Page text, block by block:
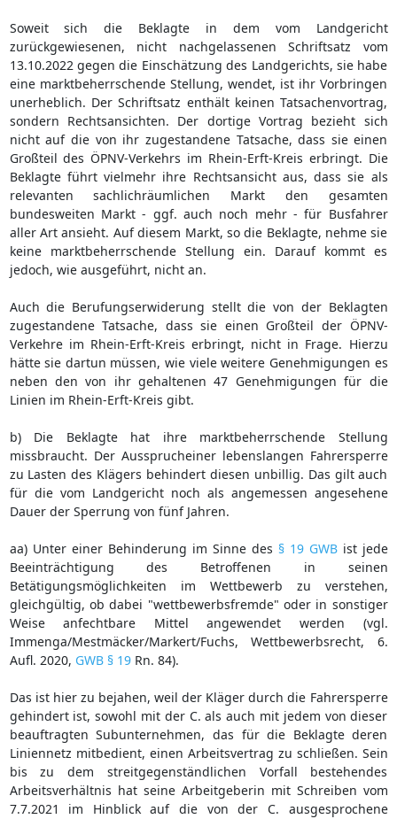
Soweit sich die Beklagte in dem vom Landgericht
zurückgewiesenen, nicht nachgelassenen Schriftsatz vom
13.10.2022 gegen die Einschätzung des Landgerichts, sie habe
eine marktbeherrschende Stellung, wendet, ist ihr Vorbringen
unerheblich. Der Schriftsatz enthält keinen Tatsachenvortrag,
sondern Rechtsansichten. Der dortige Vortrag bezieht sich
nicht auf die von ihr zugestandene Tatsache, dass sie einen
Großteil des ÖPNV-Verkehrs im Rhein-Erft-Kreis erbringt. Die
Beklagte führt vielmehr ihre Rechtsansicht aus, dass sie als
relevanten sachlichräumlichen Markt den gesamten
bundesweiten Markt - ggf. auch noch mehr - für Busfahrer
aller Art ansieht. Auf diesem Markt, so die Beklagte, nehme sie
keine marktbeherrschende Stellung ein. Darauf kommt es
jedoch, wie ausgeführt, nicht an.
Auch die Berufungserwiderung stellt die von der Beklagten
zugestandene Tatsache, dass sie einen Großteil der ÖPNV-
Verkehre im Rhein-Erft-Kreis erbringt, nicht in Frage. Hierzu
hätte sie dartun müssen, wie viele weitere Genehmigungen es
neben den von ihr gehaltenen 47 Genehmigungen für die
Linien im Rhein-Erft-Kreis gibt.
b) Die Beklagte hat ihre marktbeherrschende Stellung
missbraucht. Der Aussprucheiner lebenslangen Fahrersperre
zu Lasten des Klägers behindert diesen unbillig. Das gilt auch
für die vom Landgericht noch als angemessen angesehene
Dauer der Sperrung von fünf Jahren.
aa) Unter einer Behinderung im Sinne des § 19 GWBist jede
Beeinträchtigung des Betroffenen in seinen
Betätigungsmöglichkeiten im Wettbewerb zu verstehen,
gleichgültig, ob dabei "wettbewerbsfremde" oder in sonstiger
Weise anfechtbare Mittel angewendet werden (vgl.
Immenga/Mestmäcker/Markert/Fuchs, Wettbewerbsrecht, 6.
Aufl. 2020, GWB § 19Rn. 84).
Das ist hier zu bejahen, weil der Kläger durch die Fahrersperre
gehindert ist, sowohl mit der C. als auch mit jedem von dieser
beauftragten Subunternehmen, das für die Beklagte deren
Liniennetz mitbedient, einen Arbeitsvertrag zu schließen. Sein
bis zu dem streitgegenständlichen Vorfall bestehendes
Arbeitsverhältnis hat seine Arbeitgeberin mit Schreiben vom
7.7.2021 im Hinblick auf die von der C. ausgesprochene